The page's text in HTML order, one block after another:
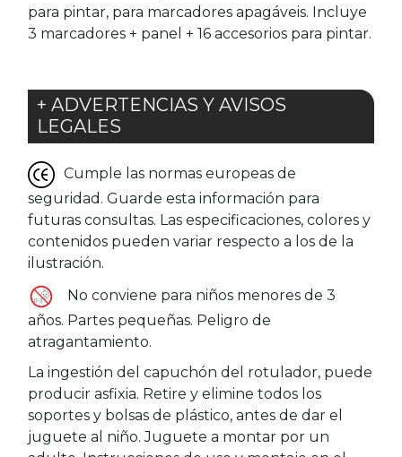
para pintar, para marcadores apagáveis. Incluye
3 marcadores + panel + 16 accesorios para pintar.
+ ADVERTENCIAS Y AVISOS
LEGALES
Cumple las normas europeas de
seguridad. Guarde esta información para
futuras consultas. Las especificaciones, colores y
contenidos pueden variar respecto a los de la
ilustración.
No conviene para niños menores de 3
años. Partes pequeñas. Peligro de
atragantamiento.
La ingestión del capuchón del rotulador, puede
producir asfixia. Retire y elimine todos los
soportes y bolsas de plástico, antes de dar el
juguete al niño. Juguete a montar por un